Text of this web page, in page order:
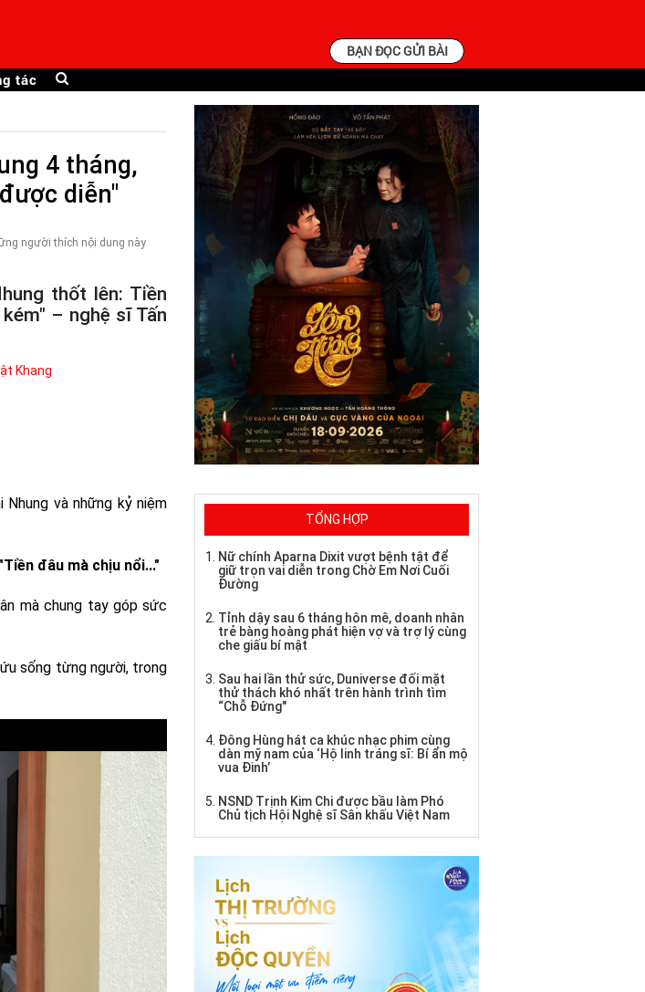
BẠN ĐỌC GỬI BÀI
tác
4 tháng,
diễn"
người thích nội dung này
thốt lên: Tiền
– nghệ sĩ Tấn
Khang
và những kỷ niệm
đâu mà chịu nổi..."
mà chung tay góp sức
sống từng người, trong
TỔNG HỢP
Nữ chính Aparna Dixit vượt bệnh tật để
giữ trọn vai diễn trong Chờ Em Nơi Cuối
Đường
Tỉnh dậy sau 6 tháng hôn mê, doanh nhân
trẻ bàng hoàng phát hiện vợ và trợ lý cùng
che giấu bí mật
Sau hai lần thử sức, Duniverse đối mặt
thử thách khó nhất trên hành trình tìm
“Chỗ Đứng"
Đông Hùng hát ca khúc nhạc phim cùng
dàn mỹ nam của ‘Hộ linh tráng sĩ: Bí ẩn mộ
vua Đinh’
NSND Trịnh Kim Chi được bầu làm Phó
Chủ tịch Hội Nghệ sĩ Sân khấu Việt Nam